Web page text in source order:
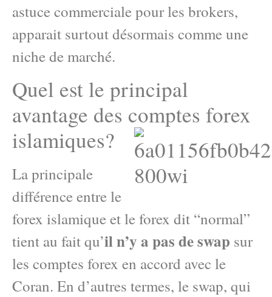
astuce commerciale pour les brokers,
apparait surtout désormais comme une
niche de marché.
Quel est le principal
avantage des comptes forex
islamiques?
La principale
différence entre le
forex islamique et le forex dit “normal”
tient au fait qu’il n’y a pas de swap sur
les comptes forex en accord avec le
Coran. En d’autres termes, le swap, qui